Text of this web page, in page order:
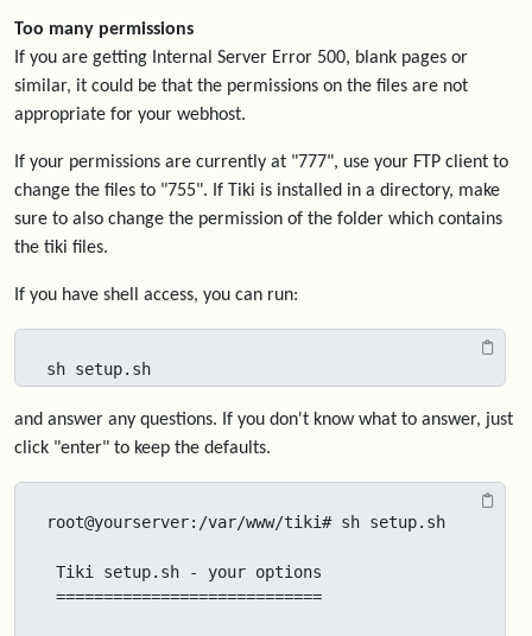
Too many permissions
If you are getting Internal Server Error 500, blank pages or
similar, it could be that the permissions on the files are not
appropriate for your webhost.
If your permissions are currently at "777", use your FTP client to
change the files to "755". If Tiki is installed in a directory, make
sure to also change the permission of the folder which contains
the tiki files.
If you have shell access, you can run:
sh setup.sh
and answer any questions. If you don't know what to answer, just
click "enter" to keep the defaults.
root@yourserver:/var/www/tiki# sh setup.sh